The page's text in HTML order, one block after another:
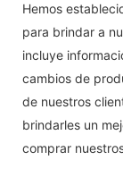
Hemos
para brindar a
incluye
cambios de
de nuestros
brindarles un
comprar